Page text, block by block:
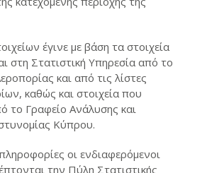
έγινε με βάση τα στοιχεία
στη Στατιστική Υπηρεσία από το
και από τις λίστες
καθώς και στοιχεία που
το Γραφείο Ανάλυσης και
Κύπρου.
οι ενδιαφερόμενοι
την Πύλη Στατιστικής